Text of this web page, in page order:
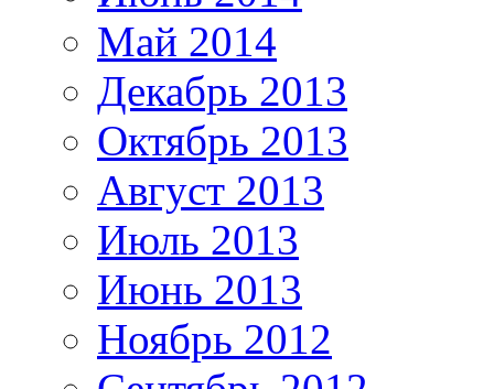
Май 2014
Декабрь 2013
Октябрь 2013
Август 2013
Июль 2013
Июнь 2013
Ноябрь 2012